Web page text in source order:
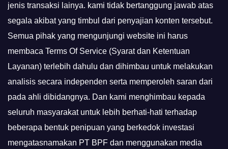
jenis transaksi lainya. kami tidak bertanggung jawab atas
segala akibat yang timbul dari penyajian konten tersebut.
Semua pihak yang mengunjungi website ini harus
membaca Terms Of Service (Syarat dan Ketentuan
Layanan) terlebih dahulu dan dihimbau untuk melakukan
analisis secara independen serta memperoleh saran dari
pada ahli dibidangnya. Dan kami menghimbau kepada
seluruh masyarakat untuk lebih berhati-hati terhadap
beberapa bentuk penipuan yang berkedok investasi
mengatasnamakan PT BPF dan menggunakan media